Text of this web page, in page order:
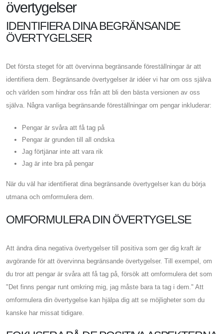
övertygelser
IDENTIFIERA DINA BEGRÄNSANDE
ÖVERTYGELSER
Det första steget för att övervinna begränsande föreställningar är att
identifiera dem. Begränsande övertygelser är idéer vi har om oss själva
och världen som hindrar oss från att bli den bästa versionen av oss
själva. Några vanliga begränsande föreställningar om pengar inkluderar:
Pengar är svåra att få tag på
Pengar är grunden till all ondska
Jag förtjänar inte att vara rik
Jag är inte bra på pengar
När du väl har identifierat dina begränsande övertygelser kan du börja
utmana och omformulera dem.
OMFORMULERA DIN ÖVERTYGELSE
Att ändra dina negativa övertygelser till positiva som ger dig kraft är
avgörande för att övervinna begränsande övertygelser. Till exempel, om
du tror att pengar är svåra att få tag på, försök att omformulera det som
"Det finns pengar runt omkring mig, jag måste bara ta tag i dem." Att
omformulera din övertygelse kan hjälpa dig att se möjligheter som du
kanske har missat tidigare.